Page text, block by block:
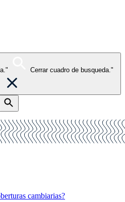
Cerrar cuadro de busqueda."
cambiarias?